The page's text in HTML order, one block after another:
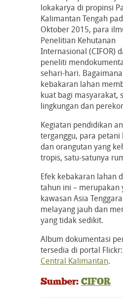
lokakarya di propinsi
Kalimantan Tengah
Oktober 2015, para
Penelitian Kehutanan
Internasional (CIFOR)
peneliti
sehari-hari.
kebakaran lahan
kuat bagi masyarakat,
lingkungan dan
Kegiatan pendidikan
terganggu, para
dan orangutan yang
tropis, satu-satunya
Efek kebakaran lahan
tahun ini – merupakan
kawasan Asia
melayang jauh dan
yang tidak sedikit.
Album dokumentasi
tersedia di portal Flickr:
Central Kalimantan.
Sumber: CIFOR